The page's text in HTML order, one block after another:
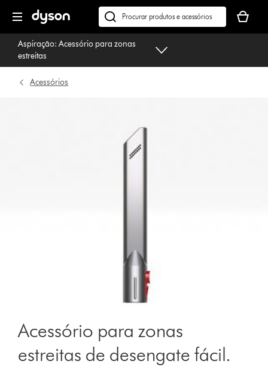
seguinte
Pesquisar
em
dyson.pt
seu
cesto
Aspiração: Acessório para zonas
estreitas
Acessórios
Acessório para zonas
estreitas de desengate fácil.